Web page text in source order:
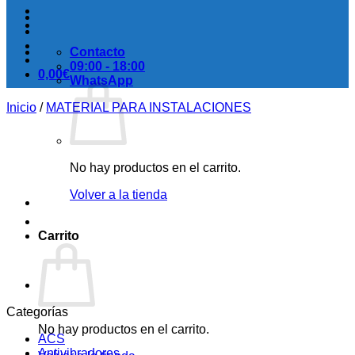
0,00€
No hay productos en el carrito.
Volver a la tienda
Carrito
No hay productos en el carrito.
Contacto
09:00 - 18:00
WhatsApp
Inicio / MATERIAL PARA INSTALACIONES
Categorías
ACS